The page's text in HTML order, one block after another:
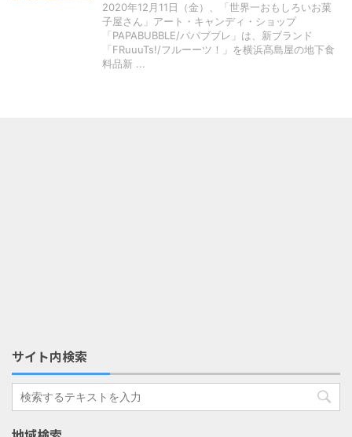
2020年12月11日（金）、「世界一おもしろいお菓
子屋さん」アート・キャンディ・ショップ
「PAPABUBBLE/パパブブレ」は、新ブランド
「FRuuuTs!/フルーーツ！」を横浜髙島屋の地下食
料品新 ...
サイト内検索